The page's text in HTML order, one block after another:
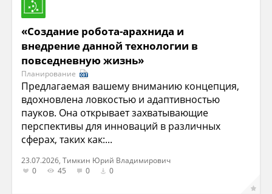
«Создание робота-арахнида и
внедрение данной технологии в
повседневную жизнь»
Планирование
Предлагаемая вашему вниманию концепция,
вдохновлена ловкостью и адаптивностью
пауков. Она открывает захватывающие
перспективы для инноваций в различных
сферах, таких как:...
23.07.2026, Тимкин Юрий Владимирович
0
45 0 0